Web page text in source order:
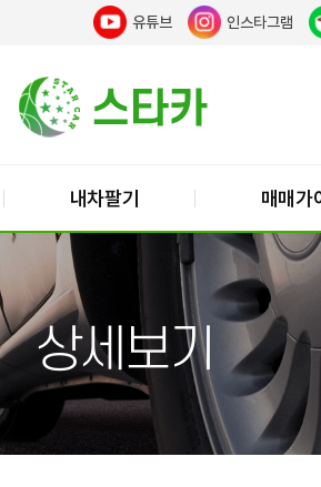
유튜브 인스타그램
내차팔기 매매가
상세보기